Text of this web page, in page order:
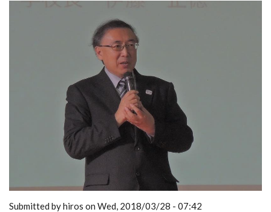
Submitted by hiros on Wed, 2018/03/28 - 07:42